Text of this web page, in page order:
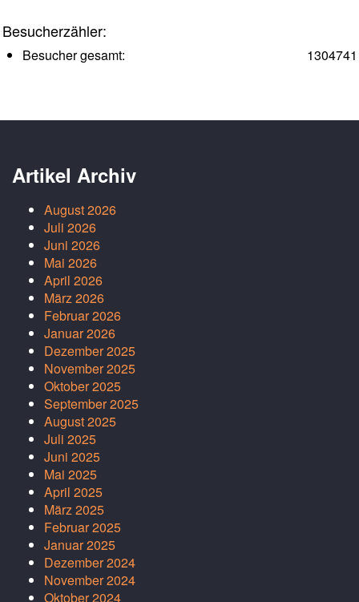
Besucherzähler:
1304741
Besucher gesamt:
Artikel Archiv
August 2026
Juli 2026
Juni 2026
Mai 2026
April 2026
März 2026
Februar 2026
Januar 2026
Dezember 2025
November 2025
Oktober 2025
September 2025
August 2025
Juli 2025
Juni 2025
Mai 2025
April 2025
März 2025
Februar 2025
Januar 2025
Dezember 2024
November 2024
Oktober 2024